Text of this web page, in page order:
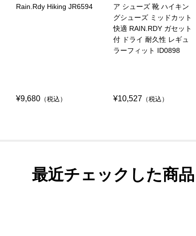
Rain.Rdy Hiking JR6594
¥9,680 （税込）
ア シューズ 靴 ハイキン
グシューズ ミッドカット
快適 RAIN.RDY ガセット
付 ドライ 耐久性 レギュ
ラーフィット ID0898
¥10,527 （税込）
最近チェックした商品